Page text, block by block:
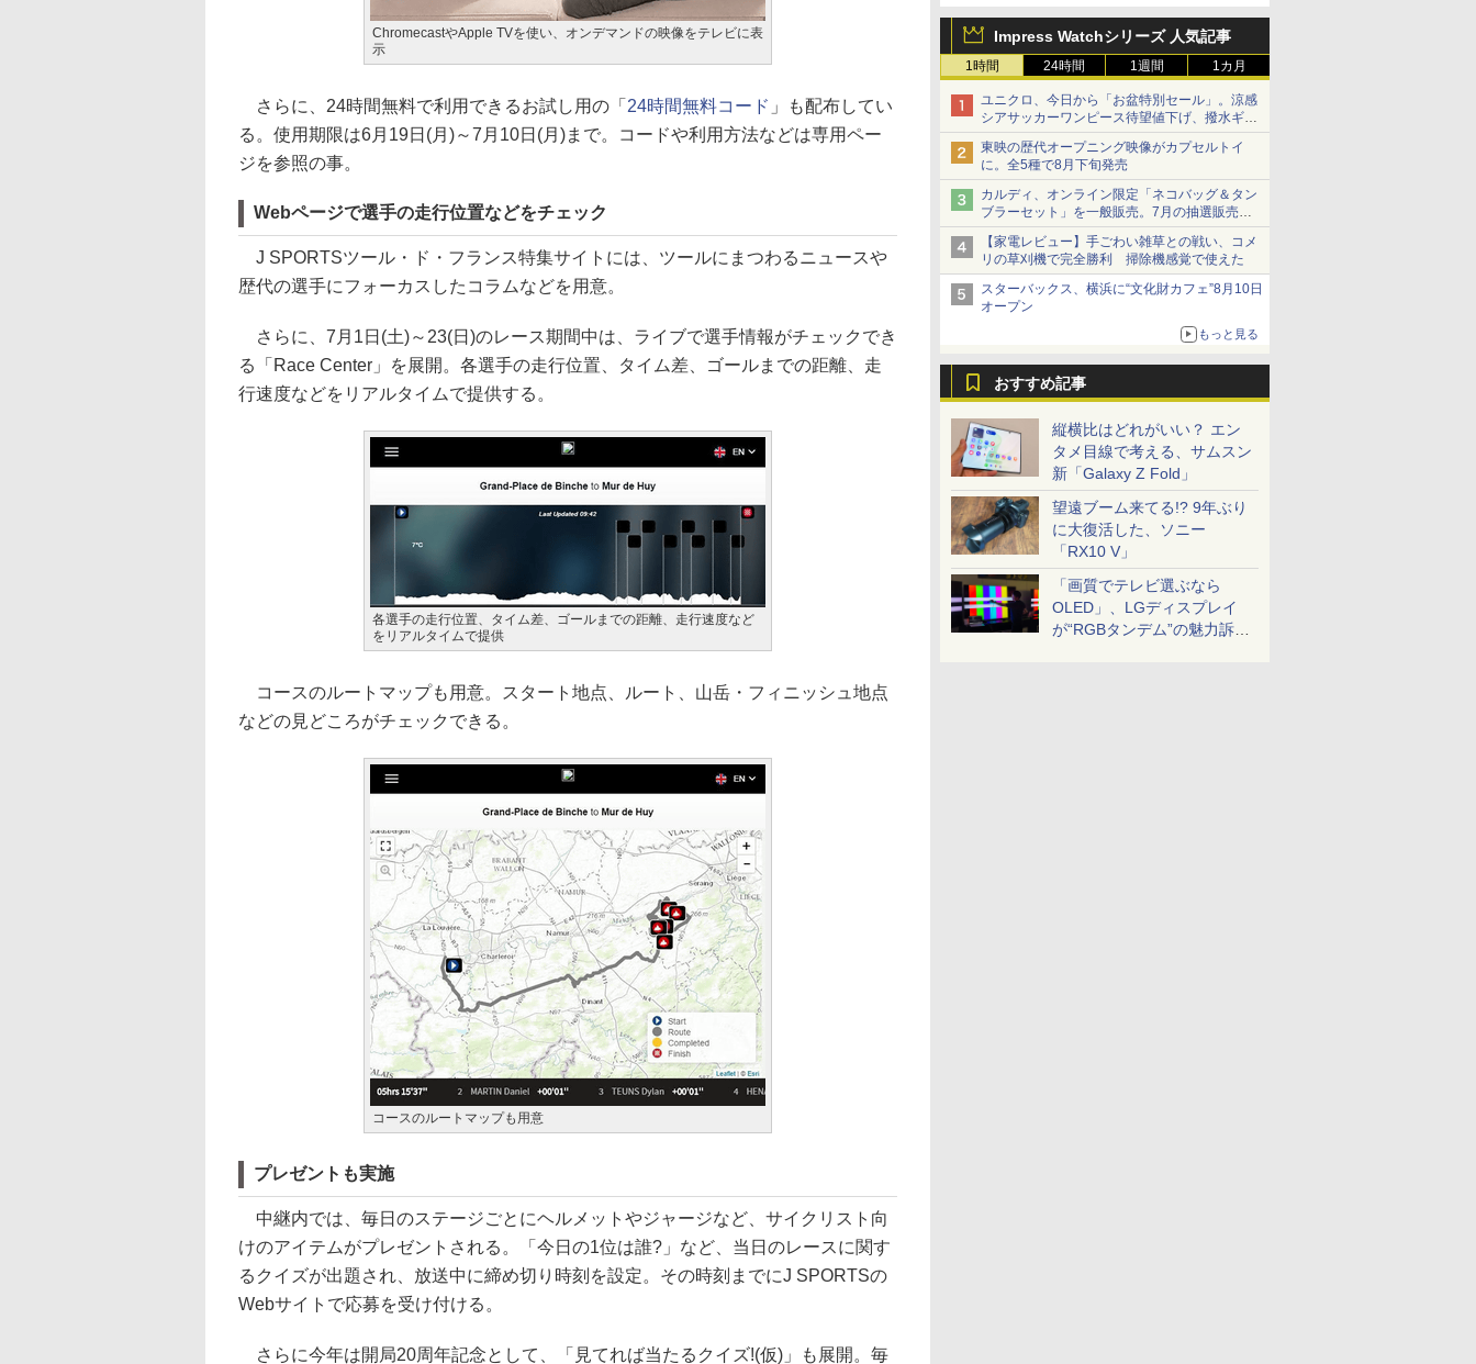
Impress Watchシリーズ 人気記事
1時間 24時間 1週間 1カ月
ユニクロ、今日から「お盆特別セール」。涼感
シアサッカーワンピース待望値下げ、撥水ギア
ショーツは1990円に
東映の歴代オープニング映像がカプセルトイ
に。全5種で8月下旬発売
カルディ、オンライン限定「ネコバッグ＆タン
ブラーセット」を一般販売。7月の抽選販売の
当選無効分
【家電レビュー】手ごわい雑草との戦い、コメ
リの草刈機で完全勝利 掃除機感覚で使えた
スターバックス、横浜に“文化財カフェ”8月10日
オープン
もっと見る
おすすめ記事
縦横比はどれがいい？ エン
タメ目線で考える、サムスン
新「Galaxy Z Fold」
望遠ブーム来てる!? 9年ぶり
に大復活した、ソニー
「RX10 V」
「画質でテレビ選ぶなら
OLED」、LGディスプレイ
が“RGBタンデム”の魅力訴
ChromecastやApple TVを使い、オンデマンドの映像をテレビに表
示
さらに、24時間無料で利用できるお試し用の「 24時間無料コード 」も配布してい
る。使用期限は6月19日(月)～7月10日(月)まで。コードや利用方法などは専用ペー
ジを参照の事。
Webページで選手の走行位置などをチェック
J SPORTSツール・ド・フランス特集サイトには、ツールにまつわるニュースや
歴代の選手にフォーカスしたコラムなどを用意。
さらに、7月1日(土)～23(日)のレース期間中は、ライブで選手情報がチェックでき
る「Race Center」を展開。各選手の走行位置、タイム差、ゴールまでの距離、走
行速度などをリアルタイムで提供する。
各選手の走行位置、タイム差、ゴールまでの距離、走行速度など
をリアルタイムで提供
コースのルートマップも用意。スタート地点、ルート、山岳・フィニッシュ地点
などの見どころがチェックできる。
コースのルートマップも用意
プレゼントも実施
中継内では、毎日のステージごとにヘルメットやジャージなど、サイクリスト向
けのアイテムがプレゼントされる。「今日の1位は誰?」など、当日のレースに関す
るクイズが出題され、放送中に締め切り時刻を設定。その時刻までにJ SPORTSの
Webサイトで応募を受け付ける。
さらに今年は開局20周年記念として、「見てれば当たるクイズ!(仮)」も展開。毎